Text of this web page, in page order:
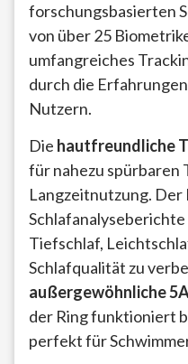
forschungsbasierten
von über 25
umfangreiches
durch die
Nutzern.
Die hautfreundliche
für nahezu spürbaren
Langzeitnutzung.
Tiefschlaf,
Schlafqualität zu
außergewöhnliche
der Ring funktioniert
perfekt für